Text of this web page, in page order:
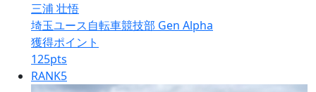
三浦 壮悟
埼玉ユース自転車競技部 Gen Alpha
獲得ポイント
125pts
RANK5